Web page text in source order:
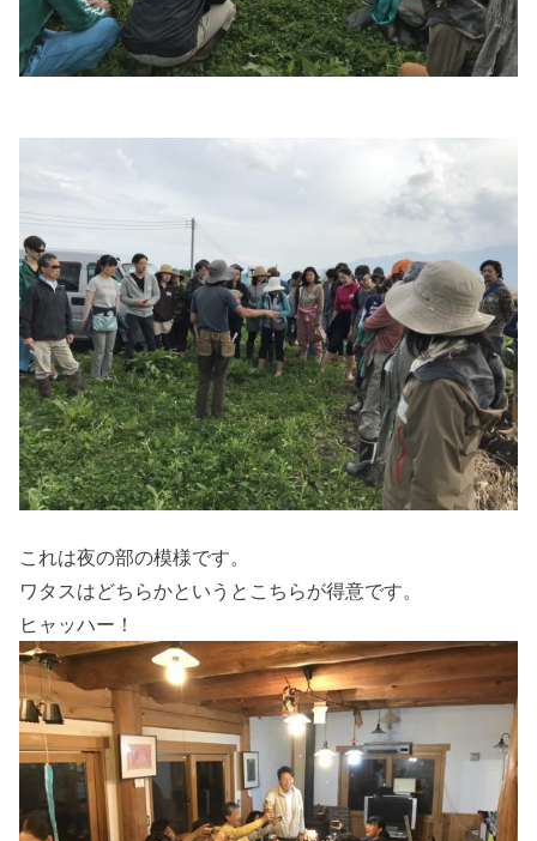
これは夜の部の模様です。
ワタスはどちらかというとこちらが得意です。
ヒャッハー！